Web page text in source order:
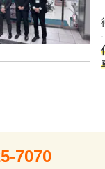
7070